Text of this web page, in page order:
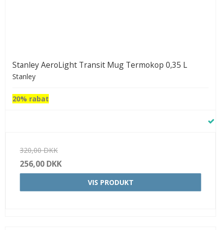
Stanley AeroLight Transit Mug Termokop 0,35 L
Stanley
20% rabat
320,00 DKK
256,00 DKK
VIS PRODUKT